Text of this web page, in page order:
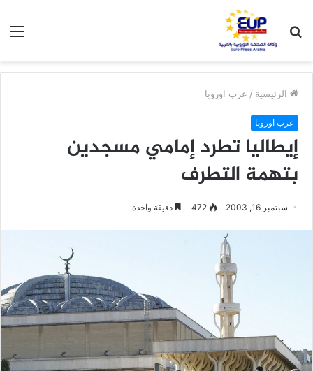
عن
الرئيسية / عرب اوروبا
عرب اوروبا
إيطاليا تطرد إمامي مسجدين
بتهمة التطرف
سبتمبر 16, 2003 472 دقيقة واحدة